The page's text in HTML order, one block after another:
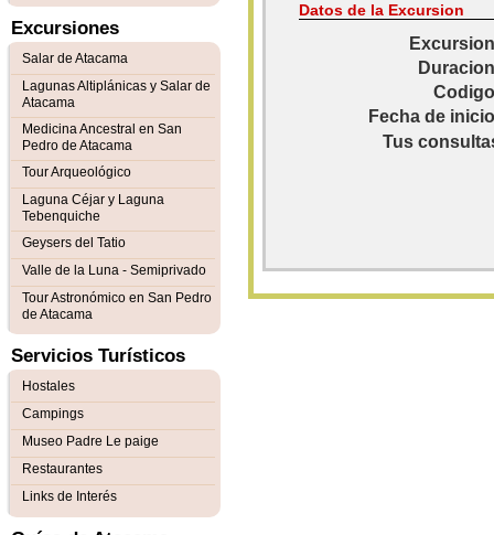
Datos de la Excursion
Fecha de
Tus
Excursiones
Salar de Atacama
Lagunas Altiplánicas y Salar de
Atacama
Medicina Ancestral en San
Pedro de Atacama
Tour Arqueológico
Laguna Céjar y Laguna
Tebenquiche
Geysers del Tatio
Valle de la Luna - Semiprivado
Tour Astronómico en San Pedro
de Atacama
Servicios Turísticos
Hostales
Campings
Museo Padre Le paige
Restaurantes
Links de Interés